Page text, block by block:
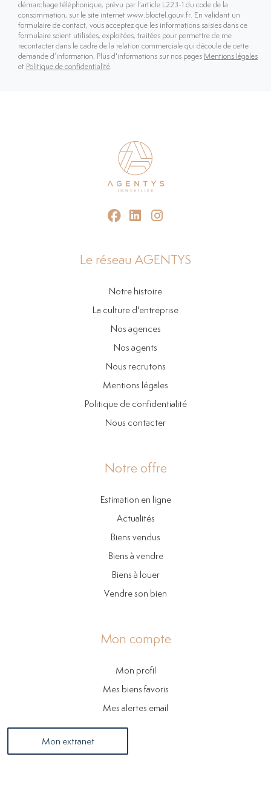
démarchage téléphonique, prévu par l’article L223-1 du code de la
consommation, sur le site internet www.bloctel.gouv.fr. En validant un
formulaire de contact, vous acceptez que les informations saisies dans ce
formulaire soient utilisées, exploitées, traitées pour permettre de me
recontacter dans le cadre de la relation commerciale qui découle de cette
demande d’information. Plus d'informations sur nos pages Mentions légales
et Politique de confidentialité.
Le réseau AGENTYS
Notre histoire
La culture d'entreprise
Nos agences
Nos agents
Nous recrutons
Mentions légales
Politique de confidentialité
Nous contacter
Notre offre
Estimation en ligne
Actualités
Biens vendus
Biens à vendre
Biens à louer
Vendre son bien
Mon compte
Mon profil
Mes biens favoris
Mes alertes email
Mon extranet